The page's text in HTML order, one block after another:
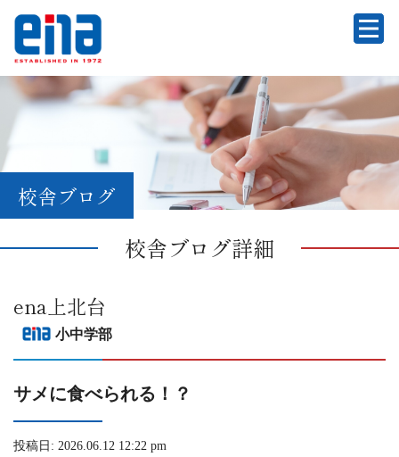
校舎ブログ
校舎ブログ詳細
ena上北台
小中学部
サメに食べられる！？
投稿日: 2026.06.12 12:22 pm